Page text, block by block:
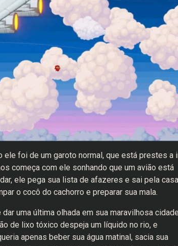
ele foi de um garoto normal, que está prestes a
começa com ele sonhando que um avião está
ele pega sua lista de afazeres e sai pela casa
o cocô do cachorro e preparar sua mala.
uma última olhada em sua maravilhosa
de lixo tóxico despeja um líquido no rio, e
apenas beber sua água matinal, sacia sua